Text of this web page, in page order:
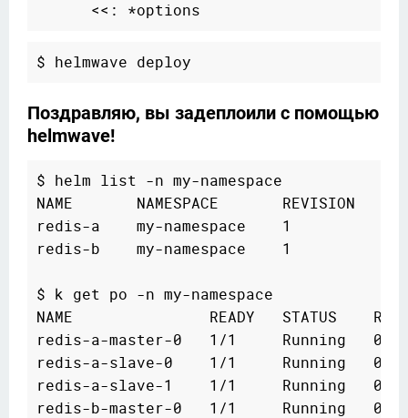
Поздравляю, вы задеплоили с помощью
helmwave!
$ helm list -n my-namespace
NAME       NAMESPACE       REVISION
redis-a    my-namespace    1
redis-b    my-namespace    1
$ k get
NAME               READY   STATUS
redis-a-master-0   1/1     Running   0
redis-a-slave-0    1/1     Running   0
redis-a-slave-1    1/1     Running   0
redis-b-master-0   1/1     Running   0